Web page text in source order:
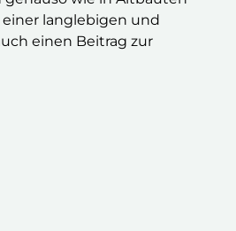
langlebigen und
einen Beitrag zur